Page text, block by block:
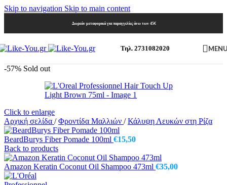
Skip to navigation Skip to main content
Δωρεάν μεταφορικά για παραγγελίες άνω των 45€
Τηλ. 2731082020
-57% Sold out
Click to enlarge
Αρχική σελίδα / Φροντίδα Μαλλιών / Κάλυψη Λευκών στη Ρίζα
BeardBurys Fiber Pomade 100ml €15,50
Back to products
Amazon Keratin Coconut Oil Shampoo 473ml €35,00